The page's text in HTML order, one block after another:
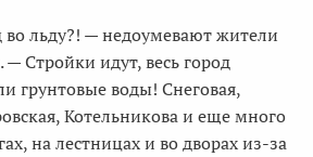
во льду?! — недоумевают жители
Стройки идут, весь город
грунтовые воды! Снеговая,
Котельникова и еще много
на лестницах и во дворах из-за